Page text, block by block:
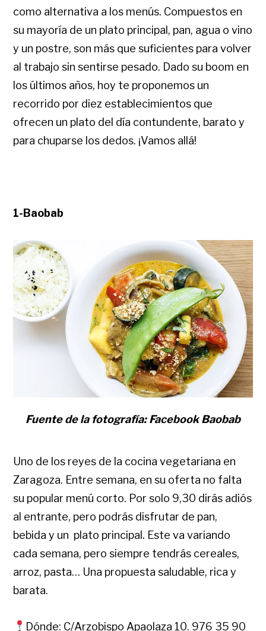
como alternativa a los menús. Compuestos en
su mayoría de un plato principal, pan, agua o vino
y un postre, son más que suficientes para volver
al trabajo sin sentirse pesado. Dado su boom en
los últimos años, hoy te proponemos un
recorrido por diez establecimientos que
ofrecen un plato del día contundente, barato y
para chuparse los dedos. ¡Vamos allá!
1-Baobab
Fuente de la fotografía: Facebook Baobab
Uno de los reyes de la cocina vegetariana en
Zaragoza. Entre semana, en su oferta no falta
su popular menú corto. Por solo 9,30 dirás adiós
al entrante, pero podrás disfrutar de pan,
bebida y un plato principal. Este va variando
cada semana, pero siempre tendrás cereales,
arroz, pasta… Una propuesta saludable, rica y
barata.
Dónde: C/Arzobispo Apaolaza 10. 976 35 90